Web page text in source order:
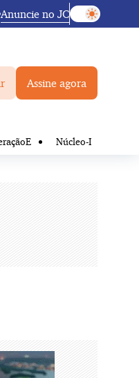
Anuncie no JC
Assine agora
Núcleo-I